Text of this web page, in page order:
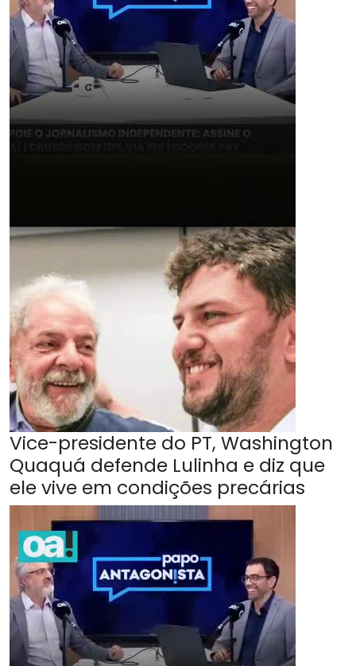
Vice-presidente do PT, Washington
Quaquá defende Lulinha e diz que
ele vive em condições precárias